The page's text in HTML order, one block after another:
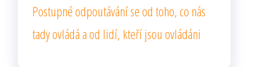
Postupné odpoutávání se od toho, co nás
tady ovládá a od lidí, kteří jsou ovládáni